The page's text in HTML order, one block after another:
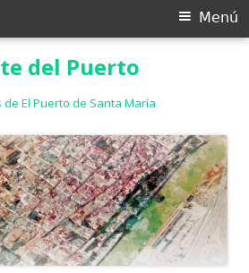
del Puerto
El Puerto de Santa María
Menú